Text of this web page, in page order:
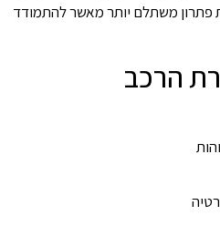
פתרון משתלם יותר מאשר להתמודד
הרכב